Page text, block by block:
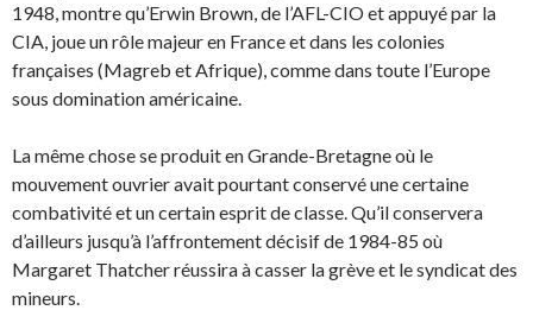
1948, montre qu’Erwin Brown, de l’AFL-CIO et appuyé par la
CIA, joue un rôle majeur en France et dans les colonies
françaises (Magreb et Afrique), comme dans toute l’Europe
sous domination américaine.
La même chose se produit en Grande-Bretagne où le
mouvement ouvrier avait pourtant conservé une certaine
combativité et un certain esprit de classe. Qu’il conservera
d’ailleurs jusqu’à l’affrontement décisif de 1984-85 où
Margaret Thatcher réussira à casser la grève et le syndicat des
mineurs.